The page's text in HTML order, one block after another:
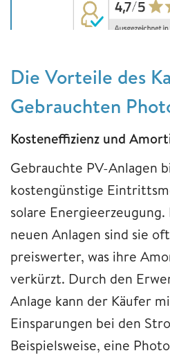
Die Vorteile des
Gebrauchten
Kosteneffizienz und
Gebrauchte PV-Anlagen
kostengünstige
solare Energieerzeugung.
neuen Anlagen sind sie
preiswerter, was ihre
verkürzt. Durch den
Anlage kann der Käufer
Einsparungen bei den
Beispielsweise, eine